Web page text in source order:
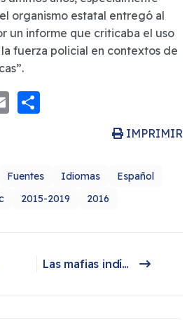
organismo estatal entregó al
un informe que criticaba el uso
fuerza policial en contextos de
Email
IMPRIMIR
Fuentes Idiomas
Español
2015-2019 2016
Artículo siguiente: Las mafias indígenas que han capturado la Conadi
Las mafias indígenas que han capturado la Conadi